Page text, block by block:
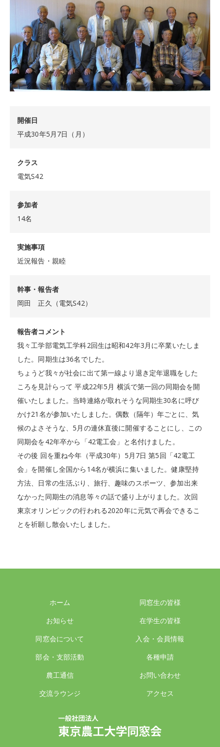
開催日
平成30年5月7日（月）
クラス
電気S42
参加者
14名
実施事項
近況報告・親睦
幹事・報告者
岡田 正久（電気S42）
報告者コメント
我々工学部電気工学科2回生は昭和42年3月に卒業いたしま
した。同期生は36名でした。
ちょうど我々が社会に出て第一線より退き定年退職をした
ころを見計らって 平成22年5月 横浜で第一回の同期会を開
催いたしました。当時連絡が取れそうな同期生30名に呼び
かけ21名が参加いたしました。偶数（隔年）年ごとに、気
候のよさそうな、5月の連休直後に開催することにし、この
同期会を42年卒から「42電工会」と名付けました。
その後 回を重ね今年（平成30年）5月7日 第5回「42電工
会」を開催し全国から14名が横浜に集いました。健康堅持
方法、日常の生活ぶり、旅行、趣味のスポーツ、参加出来
なかった同期生の消息等々の話で盛り上がりました。次回
東京オリンピックの行われる2020年に元気で再会できるこ
とを祈願し散会いたしました。
ホーム
お知らせ
同窓会について
部会・支部活動
農工通信
交流ラウンジ
同窓生の皆様
在学生の皆様
入会・会員情報
各種申請
お問い合わせ
アクセス